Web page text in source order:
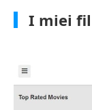
I miei